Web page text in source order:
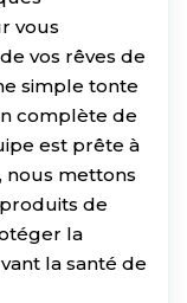
vous
vos rêves de
simple tonte
complète de
est prête à
nous mettons
de
la
la santé de